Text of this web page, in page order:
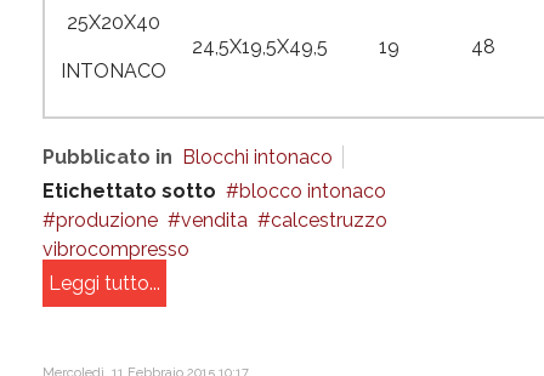
25X20X40
INTONACO
24,5X19,5X49,5 19 48
Pubblicato in Blocchi intonaco
Etichettato sotto
blocco intonaco
produzione
vendita
calcestruzzo
vibrocompresso
Leggi tutto...